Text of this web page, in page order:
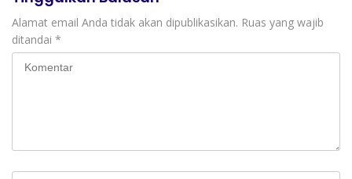
Alamat email Anda tidak akan dipublikasikan. Ruas yang wajib
ditandai *